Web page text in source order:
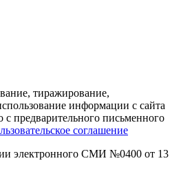
тиражирование,
информации с сайта
с предварительного письменного
соглашение
электронного СМИ №0400 от 13